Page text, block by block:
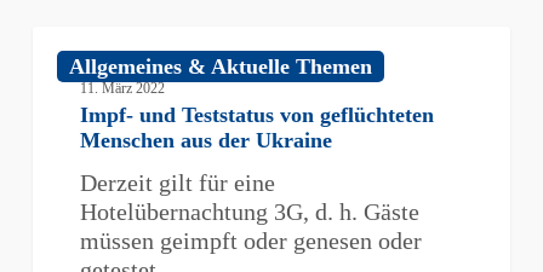
Teststatus
geflüchteten
Menschen
Allgemeines & Aktuelle Themen
11. März 2022
Impf- und Teststatus von geflüchteten
Menschen aus der Ukraine
Derzeit gilt für eine
Hotelübernachtung 3G, d. h. Gäste
müssen geimpft oder genesen oder